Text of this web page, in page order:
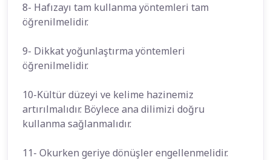
8- Hafızayı tam kullanma yöntemleri tam
öğrenilmelidir.
9- Dikkat yoğunlaştırma yöntemleri
öğrenilmelidir.
10-Kültür düzeyi ve kelime hazinemiz
artırılmalıdır. Böylece ana dilimizi doğru
kullanma sağlanmalıdır.
11- Okurken geriye dönüşler engellenmelidir.